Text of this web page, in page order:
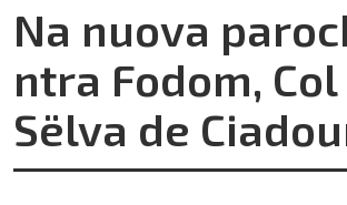
Na nuova
ntra Fodom, Col
Sëlva de